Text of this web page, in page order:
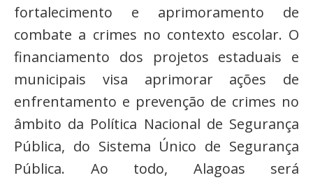
fortalecimento e aprimoramento de
combate a crimes no contexto escolar. O
financiamento dos projetos estaduais e
municipais visa aprimorar ações de
enfrentamento e prevenção de crimes no
âmbito da Política Nacional de Segurança
Pública, do Sistema Único de Segurança
Pública. Ao todo, Alagoas será